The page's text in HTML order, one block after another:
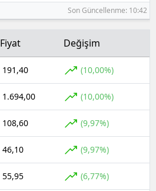
Son Güncellenme: 10:42
Fiyat Değişim
191,40 (10,00%)
1.694,00 (10,00%)
108,60 (9,97%)
46,10 (9,97%)
55,95 (6,77%)